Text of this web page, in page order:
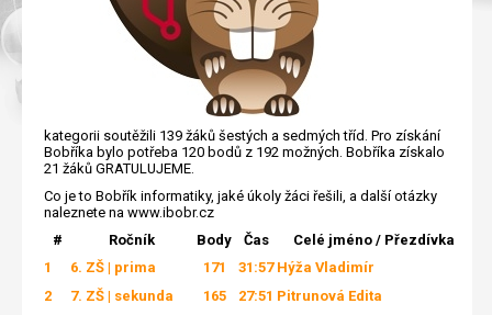
kategorii soutěžili 139 žáků šestých a sedmých tříd. Pro získání
Bobříka bylo potřeba 120 bodů z 192 možných. Bobříka získalo
21 žáků GRATULUJEME.
Co je to Bobřík informatiky, jaké úkoly žáci řešili, a další otázky
naleznete na www.ibobr.cz
#
Ročník Body Čas
Celé jméno / Přezdívka
1
6. ZŠ | prima 171 31:57 Hýža Vladimír
2
7. ZŠ | sekunda 165 27:51 Pitrunová Edita